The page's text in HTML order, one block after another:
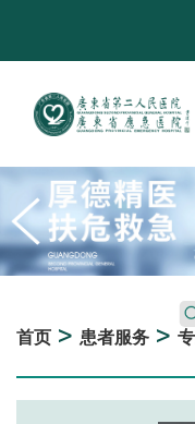
首页 > 患者服务 >